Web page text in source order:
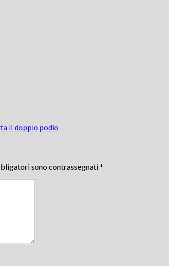
il doppio podio
sono contrassegnati*